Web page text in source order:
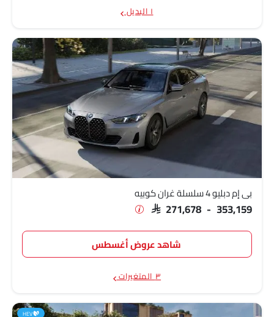
١ البديل
بي إم دبليو 4 سلسلة غران كوبيه
SAR 271,678 - 353,159
شاهد عروض أغسطس
٣ المتغيرات
HEV